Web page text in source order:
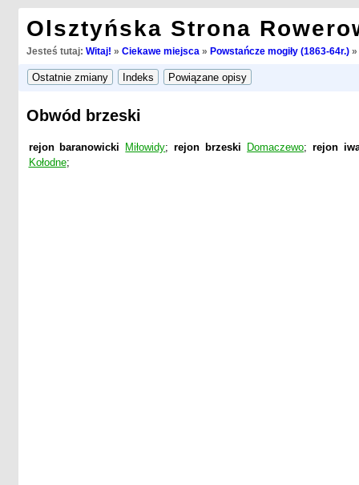
Olsztyńska Strona
Jesteś tutaj: Witaj! » Ciekawe miejsca » Powstańcze mogiły (1863-64r.)»
Obwód brzeski
rejon baranowicki Miłowidy;rejon brzeski Domaczewo;rejon
Kołodne;